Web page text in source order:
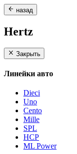
назад
Hertz
Закрыть
Линейки авто
Dieci
Uno
Cento
Mille
SPL
HCP
ML Power